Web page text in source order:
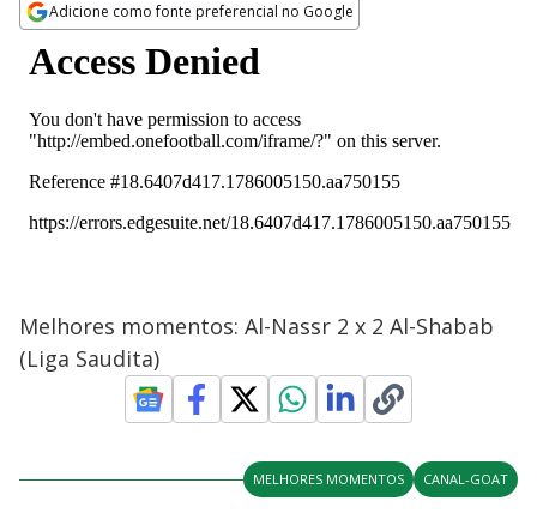
Adicione como fonte preferencial no Google
Opens in new window
Melhores momentos: Al-Nassr 2 x 2 Al-Shabab
(Liga Saudita)
MELHORES MOMENTOS CANAL-GOAT